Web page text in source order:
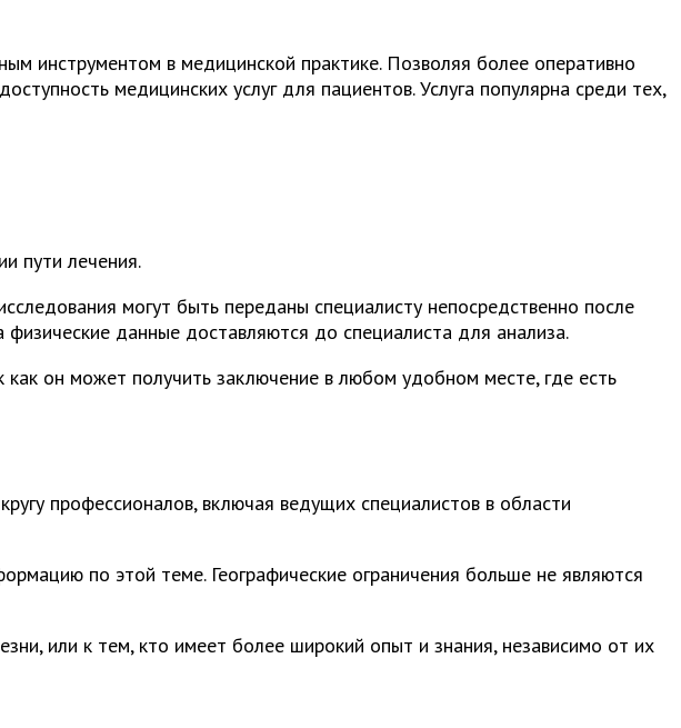
инструментом в медицинской практике. Позволяя более оперативно
медицинских услуг для пациентов. Услуга популярна среди тех,
пути лечения.
могут быть переданы специалисту непосредственно после
данные доставляются до специалиста для анализа.
он может получить заключение в любом удобном месте, где есть
профессионалов, включая ведущих специалистов в области
по этой теме. Географические ограничения больше не являются
или к тем, кто имеет более широкий опыт и знания, независимо от их